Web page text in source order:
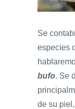
Se
especies
bufo. Se
de su